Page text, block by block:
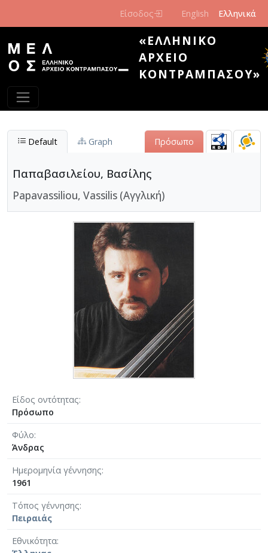
Είσοδος English Ελληνικά
«ΕΛΛΗΝΙΚΌ
ΑΡΧΕΊΟ
ΚΟΝΤΡΑΜΠΆΣΟΥ»
Default Graph Πρόσωπο
Παπαβασιλείου, Βασίλης
Papavassiliou, Vassilis (Αγγλική)
Είδος οντότητας
Πρόσωπο
Φύλο
Άνδρας
Ημερομηνία γέννησης
1961
Τόπος γέννησης
Πειραιάς
Εθνικότητα